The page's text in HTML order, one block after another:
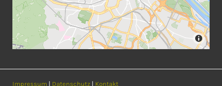
Impressum | Datenschutz | Kontakt